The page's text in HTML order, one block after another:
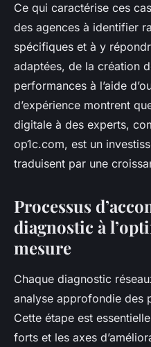
Ce qui caractérise ces
des agences à identifier
spécifiques et à y
adaptées, de la création
performances à l’aide
d’expérience montrent
digitale à des experts,
op1c.com, est un
traduisent par une
Processus
diagnostic à
mesure
Chaque diagnostic
analyse approfondie des
Cette étape est
forts et les axes